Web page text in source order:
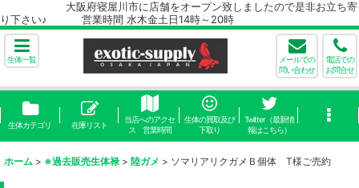
大阪府寝屋川市に店舗をオープン致しましたので是非お立ち寄
り下さい♪ 営業時間 水木金土日14時～20時
生体一覧
メールでの
問い合わせ
電話での
お問合せ
生体カテゴリ 在庫リスト
当店へのアクセ
ス 営業時間
生体の買取及び
下取り
Twitter（最新情
報はこちら）
ホーム > ※過去販売生体禄 > 陸ガメ > ソマリアリクガメＢ個体 T様ご売約